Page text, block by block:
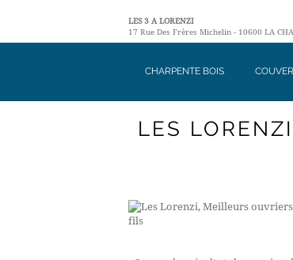
LES 3 A LORENZI
17 Rue Des Frères Michelin - 10600 LA
CHARPENTE BOIS
LES